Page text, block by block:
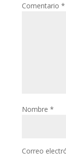
Comentario *
Nombre *
Correo